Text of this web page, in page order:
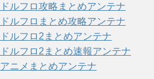
ドルフロ攻略まとめアンテナ
ドルフロまとめ攻略アンテナ
ドルフロ2まとめアンテナ
ドルフロ2まとめ速報アンテナ
アニメまとめアンテナ